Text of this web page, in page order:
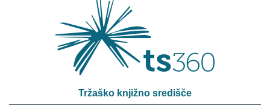
Tržaško knjižno središče